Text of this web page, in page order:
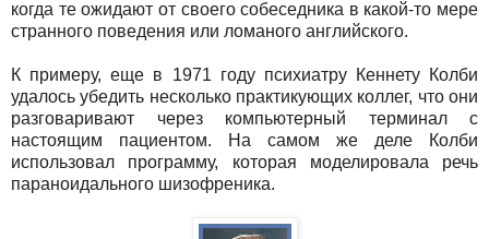
когда те ожидают от своего собеседника в какой-то мере
странного поведения или ломаного английского.
К примеру, еще в 1971 году психиатру Кеннету Колби
удалось убедить несколько практикующих коллег, что они
разговаривают через компьютерный терминал с
настоящим пациентом. На самом же деле Колби
использовал программу, которая моделировала речь
параноидального шизофреника.